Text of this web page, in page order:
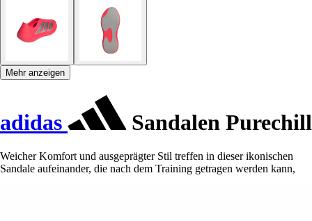
Mehr anzeigen
adidas Sandalen Purechill
Weicher Komfort und ausgeprägter Stil treffen in dieser ikonischen
Sandale aufeinander, die nach dem Training getragen werden kann,